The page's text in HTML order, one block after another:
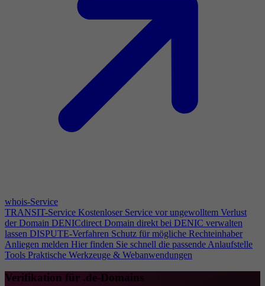
whois-Service
TRANSIT-Service Kostenloser Service vor ungewolltem Verlust
der Domain DENICdirect Domain direkt bei DENIC verwalten
lassen DISPUTE-Verfahren Schutz für mögliche Rechteinhaber
Anliegen melden Hier finden Sie schnell die passende Anlaufstelle
Tools Praktische Werkzeuge & Webanwendungen
Verifikation für .de-Domains